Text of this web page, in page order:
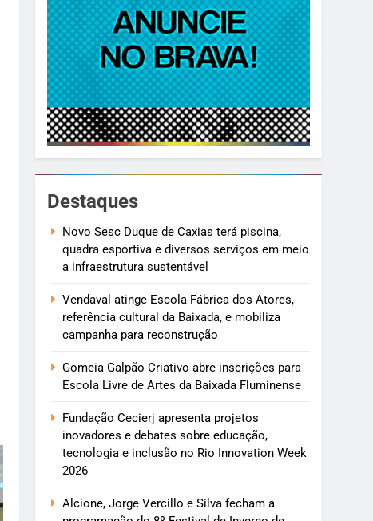
Destaques
Novo Sesc Duque de Caxias terá piscina,
quadra esportiva e diversos serviços em meio
a infraestrutura sustentável
Vendaval atinge Escola Fábrica dos Atores,
referência cultural da Baixada, e mobiliza
campanha para reconstrução
Gomeia Galpão Criativo abre inscrições para
Escola Livre de Artes da Baixada Fluminense
Fundação Cecierj apresenta projetos
inovadores e debates sobre educação,
tecnologia e inclusão no Rio Innovation Week
2026
Alcione, Jorge Vercillo e Silva fecham a